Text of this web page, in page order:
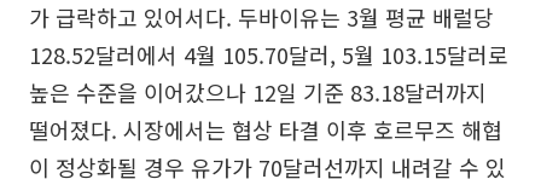
가 급락하고 있어서다. 두바이유는 3월 평균 배럴당
128.52달러에서 4월 105.70달러, 5월 103.15달러로
높은 수준을 이어갔으나 12일 기준 83.18달러까지
떨어졌다. 시장에서는 협상 타결 이후 호르무즈 해협
이 정상화될 경우 유가가 70달러선까지 내려갈 수 있